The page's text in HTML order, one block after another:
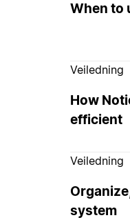
When to
Veiledning
How
efficient
Veiledning
system